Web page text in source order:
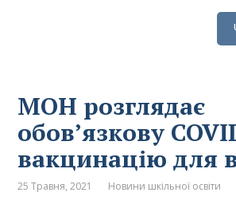
МОН розглядає
обов’язкову
вакцинацію для
25 Травня, 2021 Новини шкільної освіти